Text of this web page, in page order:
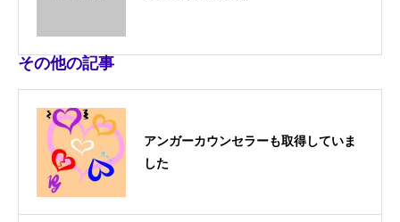
その他の記事
アンガーカウンセラーも取得していま
した